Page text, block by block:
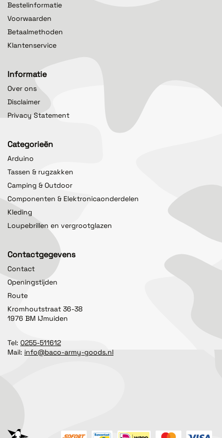
Bestelinformatie
Voorwaarden
Betaalmethoden
Klantenservice
Informatie
Over ons
Disclaimer
Privacy Statement
Categorieën
Arduino
Tassen & rugzakken
Camping & Outdoor
Componenten & Elektronicaonderdelen
Kleding
Loupebrillen en vergrootglazen
Contactgegevens
Contact
Openingstijden
Route
Kromhoutstraat 36-38
1976 BM IJmuiden
Tel: 0255-511612
Mail: info@baco-army-goods.nl